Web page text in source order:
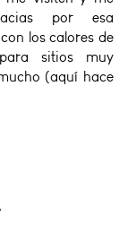
por esa
los calores de
sitios muy
(aquí hace